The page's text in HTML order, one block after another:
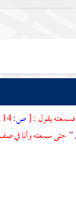
يقول :[ص:114 ]
"حتى سمعته وأنا في